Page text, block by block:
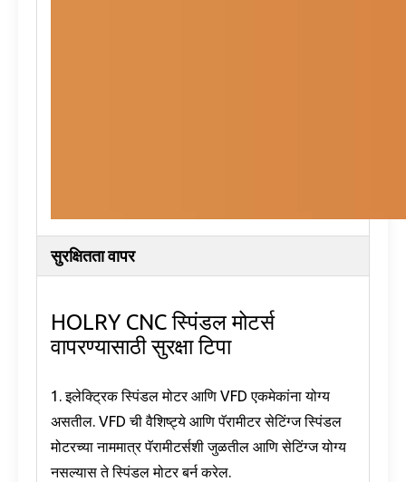
सुरक्षितता वापर
HOLRY CNC स्पिंडल मोटर्स
वापरण्यासाठी सुरक्षा टिपा
1. इलेक्ट्रिक स्पिंडल मोटर आणि VFD एकमेकांना योग्य
असतील. VFD ची वैशिष्ट्ये आणि पॅरामीटर सेटिंग्ज स्पिंडल
मोटरच्या नाममात्र पॅरामीटर्सशी जुळतील आणि सेटिंग्ज योग्य
नसल्यास ते स्पिंडल मोटर बर्न करेल.